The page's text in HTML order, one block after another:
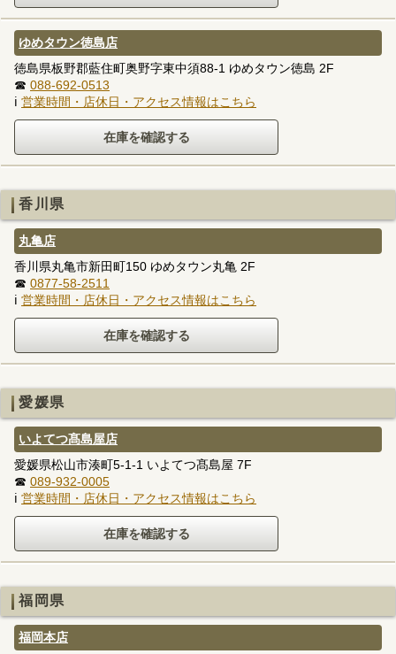
ゆめタウン徳島店
徳島県板野郡藍住町奥野字東中須88-1 ゆめタウン徳島 2F
☎ 088-692-0513
ℹ 営業時間・店休日・アクセス情報はこちら
香川県
丸亀店
香川県丸亀市新田町150 ゆめタウン丸亀 2F
☎ 0877-58-2511
ℹ 営業時間・店休日・アクセス情報はこちら
愛媛県
いよてつ髙島屋店
愛媛県松山市湊町5-1-1 いよてつ髙島屋 7F
☎ 089-932-0005
ℹ 営業時間・店休日・アクセス情報はこちら
福岡県
福岡本店